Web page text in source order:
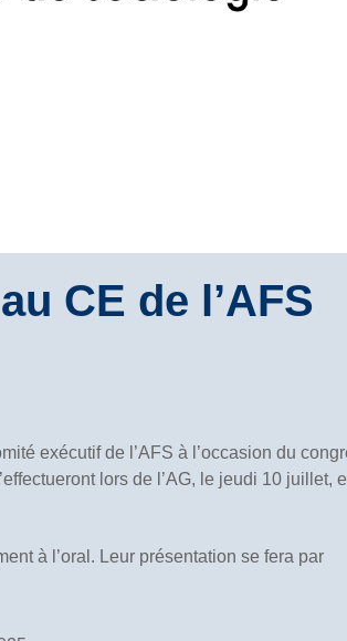
CE de l’AFS
exécutif de l’AFS à l’occasion du
lors de l’AG, le jeudi 10 juillet,
à l’oral. Leur présentation se fera par